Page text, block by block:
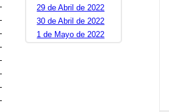
29 de Abril de 2022
30 de Abril de 2022
1 de Mayo de 2022